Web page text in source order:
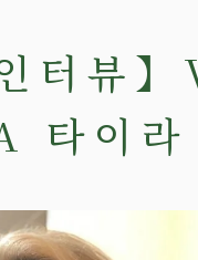
터뷰
타이라